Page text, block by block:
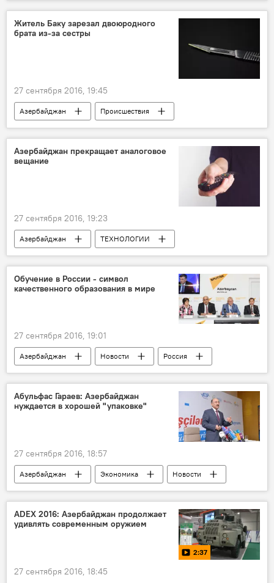
Житель Баку зарезал двоюродного
брата из-за сестры
27 сентября 2016, 19:45
Азербайджан
Происшествия
Новости
ЖИЗНЬ
Азербайджан прекращает аналоговое
вещание
27 сентября 2016, 19:23
Азербайджан
ТЕХНОЛОГИИ
Новости
ЖИЗНЬ
Национальный совет по телевидению и радио (НСТР)
Цифровое вещание
Аналоговое вещание
Обучение в России - символ
качественного образования в мире
27 сентября 2016, 19:01
Азербайджан Новости
Россия
ЖИЗНЬ
Абульфас Гараев: Азербайджан
нуждается в хорошей "упаковке"
27 сентября 2016, 18:57
Азербайджан Экономика
Новости
Абульфас Гараев
Министерство культуры и туризма АР
Развитие
Шоппинг-фестиваль
Рекреационные зоны
ADEX 2016: Азербайджан продолжает
удивлять современным оружием
2:37
27 сентября 2016, 18:45